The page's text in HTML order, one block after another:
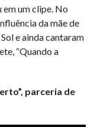
um clipe. No
da mãe de
e ainda cantaram
“Quando a
parceria de